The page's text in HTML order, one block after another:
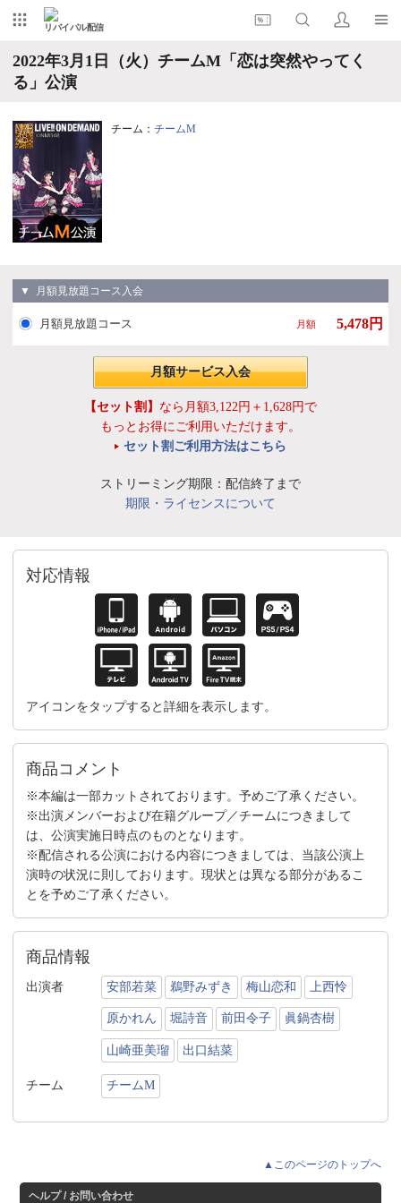
リバイバル配信
2022年3月1日（火）チームM「恋は突然やってく
る」公演
チーム： チームM
▼ 月額見放題コース入会
月額見放題コース 月額 5,478円
月額サービス入会
【セット割】 なら月額3,122円＋1,628円で
もっとお得にご利用いただけます。
セット割ご利用方法はこちら
ストリーミング期限：配信終了まで
期限・ライセンスについて
対応情報
アイコンをタップすると詳細を表示します。
商品コメント
※本編は一部カットされております。予めご了承ください。
※出演メンバーおよび在籍グループ／チームにつきまして
は、公演実施日時点のものとなります。
※配信される公演における内容につきましては、当該公演上
演時の状況に則しております。現状とは異なる部分があるこ
とを予めご了承ください。
商品情報
出演者 安部若菜 鵜野みずき 梅山恋和 上西怜
原かれん 堀詩音 前田令子 眞鍋杏樹
山崎亜美瑠 出口結菜
チーム チームM
▲このページのトップへ
ヘルプ / お問い合わせ